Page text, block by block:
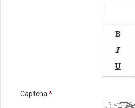




Captcha *